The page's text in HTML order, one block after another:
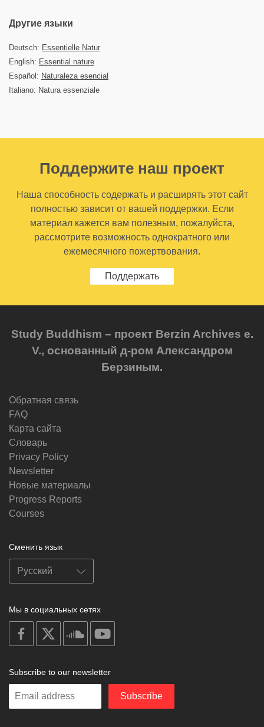
Другие языки
Deutsch: Essentielle Natur
English: Essential nature
Español: Naturaleza esencial
Italiano: Natura essenziale
Поддержите наш проект
Наша способность содержать и расширять этот сайт
полностью зависит от вашей поддержки. Если
материал кажется вам полезным, пожалуйста,
рассмотрите возможность однократного или
ежемесячного пожертвования.
Поддержать
Study Buddhism – проект Berzin Archives e.
V., основанный д-ром Александром
Берзиным.
Обратная связь
FAQ
Карта сайта
Словарь
Privacy Policy
Newsletter
Новые материалы
Progress Reports
Courses
Сменить язык
Мы в социальных сетях
on
facebook
soundcloud
Subscribe to our newsletter
Enter
Subscribe